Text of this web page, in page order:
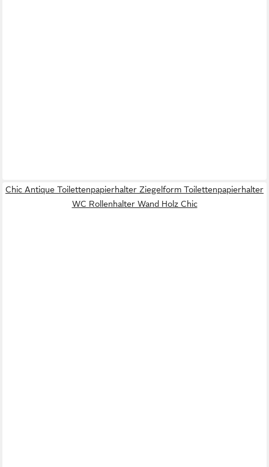
Chic Antique Toilettenpapierhalter Ziegelform Toilettenpapierhalter
WC Rollenhalter Wand Holz Chic